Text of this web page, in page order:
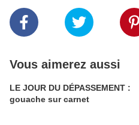
Vous aimerez aussi
LE JOUR DU DÉPASSEMENT :
gouache sur carnet